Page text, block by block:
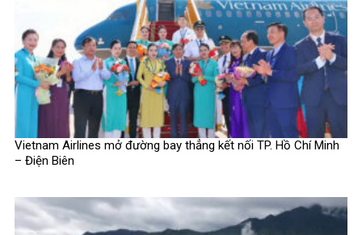
Vietnam Airlines mở đường bay thẳng kết nối TP. Hồ Chí Minh
– Điện Biên